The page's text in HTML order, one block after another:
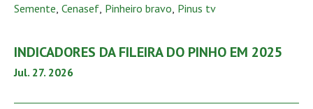
Semente, Cenasef, Pinheiro bravo, Pinus tv
INDICADORES DA FILEIRA DO PINHO EM 2025
Jul. 27. 2026